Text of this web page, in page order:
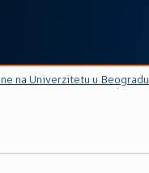
na Univerzitetu u Beogradu